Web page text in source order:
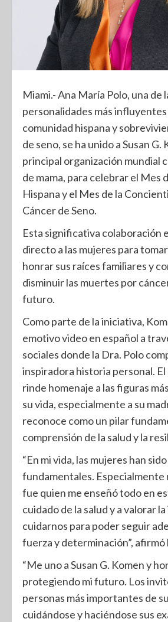
Miami.- Ana María Polo, una de
personalidades más influyentes
comunidad hispana y
de seno, se ha unido a Susan G.
principal organización mundial
de mama, para celebrar el Mes
Hispana y el Mes de la
Cáncer de Seno.
Esta significativa colaboración
directo a las mujeres para
honrar sus raíces familiares y
disminuir las muertes por
futuro.
Como parte de la iniciativa,
emotivo video en español a
sociales donde la Dra. Polo
inspiradora historia personal.
rinde homenaje a las figuras
su vida, especialmente a su
reconoce como un pilar
comprensión de la salud y la
“En mi vida, las mujeres han
fundamentales. Especialmente
fue quien me enseñó todo en
cuidado de la salud y a valorar
cuidarnos para poder seguir
fuerza y determinación”, afirmó
“Me uno a Susan G. Komen y
protegiendo mi futuro. Los
personas más importantes de
cuidándose y haciéndose sus